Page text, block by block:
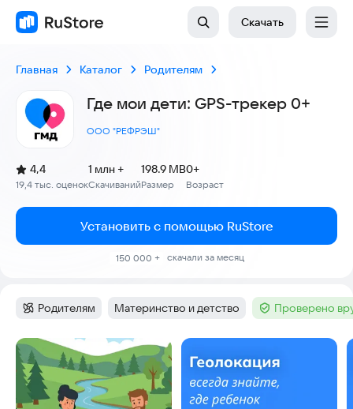
Скачать
Главная Каталог Родителям
Где мои дети: GPS-трекер 0+
ООО "РЕФРЭШ"
Рейтинг:
4,4
(
19,4 тыс. оценок
)
Скачиваний
1 млн +
Размер
198.9 MB
Возраст
0+
Установить с помощью RuStore
150 000 + скачали за месяц
Категория:
Родителям Тег:
Материнство и детство Тег :Проверено
Скриншоты